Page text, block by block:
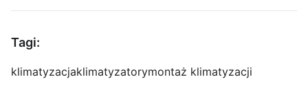
Tagi:
klimatyzacjaklimatyzatorymontaż klimatyzacji